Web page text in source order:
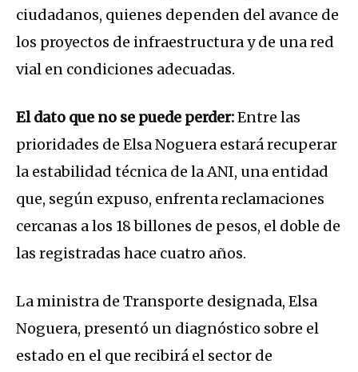
ciudadanos, quienes dependen del avance de
los proyectos de infraestructura y de una red
vial en condiciones adecuadas.
El dato que no se puede perder:Entre las
prioridades de Elsa Noguera estará recuperar
la estabilidad técnica de la ANI, una entidad
que, según expuso, enfrenta reclamaciones
cercanas a los 18 billones de pesos, el doble de
las registradas hace cuatro años.
La ministra de Transporte designada, Elsa
Noguera, presentó un diagnóstico sobre el
estado en el que recibirá el sector de